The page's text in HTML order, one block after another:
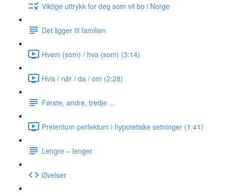
Viktige uttrykk for deg som vil bo i Norge
Det ligger til familien
Hvem (som) / hva (som) (3:14)
Hvis / når / da / om (2:28)
Første, andre, tredje ...
Preteritum perfektum i hypotetiske setninger (1:41)
Lengre ‒ lenger
Øvelser